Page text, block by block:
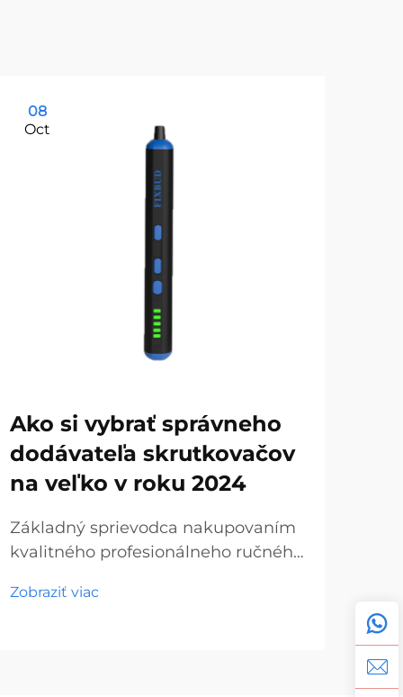
08
Oct
Ako si vybrať správneho
dodávateľa skrutkovačov
na veľko v roku 2024
Základný sprievodca nakupovaním
kvalitného profesionálneho ručného
oblasti stavebníctva a výroby sa
Zobraziť viac